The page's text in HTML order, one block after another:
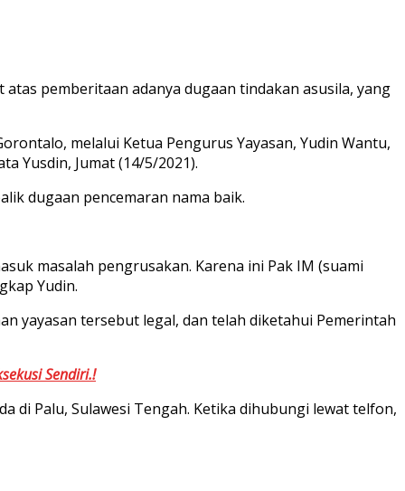
pemberitaan adanya dugaan tindakan asusila, yang
melalui Ketua Pengurus Yayasan, Yudin Wantu,
Yusdin, Jumat (14/5/2021).
dugaan pencemaran nama baik.
masalah pengrusakan. Karena ini Pak IM (suami
Yudin.
yayasan tersebut legal, dan telah diketahui Pemerintah
Sendiri.!
di Palu, Sulawesi Tengah. Ketika dihubungi lewat telfon,